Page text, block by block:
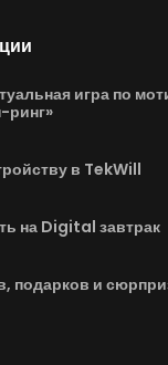
игра по
ринг»
в TekWill
на Digital завтрак
подарков и